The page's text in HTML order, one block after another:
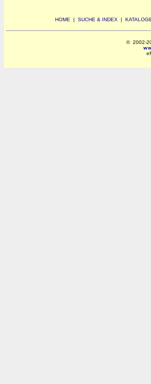
HOME | SUCHE & INDEX |
© 2002-